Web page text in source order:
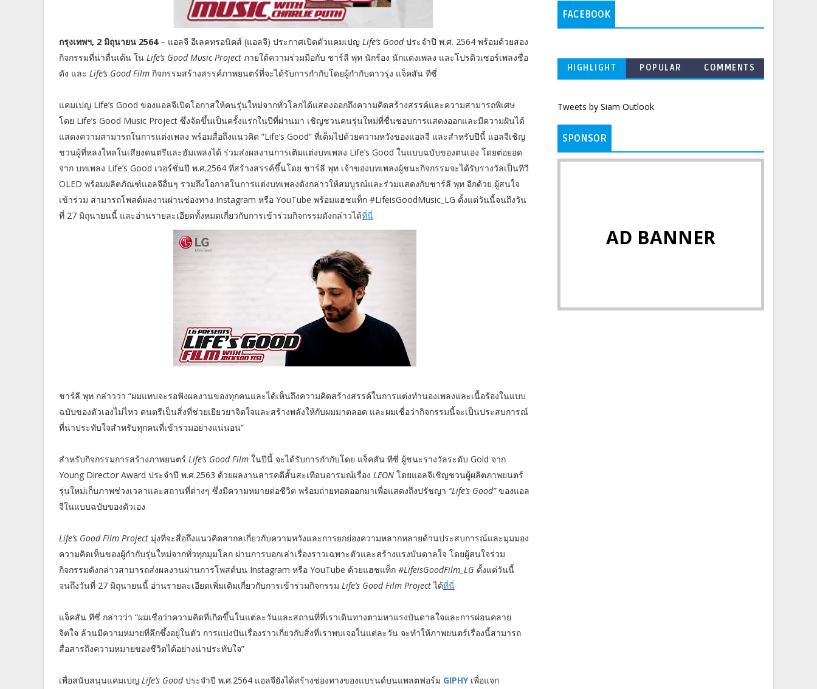
กรุงเทพฯ, 2 มิถุนายน 2564– แอลจี อีเลคทรอนิคส์ (แอลจี) ประกาศเปิดตัวแคมเปญ Life’s Goodประจำปี พ.ศ. 2564 พร้อมด้วยสอง
กิจกรรมที่น่าตื่นเต้น ใน Life’s Good Music Project ภายใต้ความร่วมมือกับ ชาร์ลี พุท นักร้อง นักแต่งเพลง และโปรดิวเซอร์เพลงชื่อ
ดัง และ Life’s Good Film กิจกรรมสร้างสรรค์ภาพยนตร์ที่จะได้รับการกำกับโดยผู้กำกับดาวรุ่ง แจ็คสัน ทีซี่
แคมเปญ Life’s Good ของแอลจีเปิดโอกาสให้คนรุ่นใหม่จากทั่วโลกได้แสดงออกถึงความคิดสร้างสรรค์และความสามารถพิเศษ
โดย Life’s Good Music Project ซึ่งจัดขึ้นเป็นครั้งแรกในปีที่ผ่านมา เชิญชวนคนรุ่นใหม่ที่ชื่นชอบการแสดงออกและมีความฝันได้
แสดงความสามารถในการแต่งเพลง พร้อมสื่อถึงแนวคิด “Life’s Good” ที่เต็มไปด้วยความหวังของแอลจี และสำหรับปีนี้ แอลจีเชิญ
ชวนผู้ที่หลงใหลในเสียงดนตรีและฮัมเพลงได้ ร่วมส่งผลงานการเติมแต่งบทเพลง Life’s Good ในแบบฉบับของตนเอง โดยต่อยอด
จาก บทเพลง Life’s Good เวอร์ชั่นปี พ.ศ.2564 ที่สร้างสรรค์ขึ้นโดย ชาร์ลี พุท เจ้าของบทเพลงผู้ชนะกิจกรรมจะได้รับรางวัลเป็นทีวี
OLED พร้อมผลิตภัณฑ์แอลจีอื่นๆ รวมถึงโอกาสในการแต่งบทเพลงดังกล่าวให้สมบูรณ์และร่วมแสดงกับชาร์ลี พุท อีกด้วย ผู้สนใจ
เข้าร่วม สามารถโพสต์ผลงานผ่านช่องทาง Instagram หรือ YouTube พร้อมแฮชแท็ก #LifeisGoodMusic_LG ตั้งแต่วันนี้จนถึงวัน
ที่ 27 มิถุนายนนี้ และอ่านรายละเอียดทั้งหมดเกี่ยวกับการเข้าร่วมกิจกรรมดังกล่าวได้ที่นี่
ชาร์ลี พุท กล่าวว่า “ผมแทบจะรอฟังผลงานของทุกคนและได้เห็นถึงความคิดสร้างสรรค์ในการแต่งทำนองเพลงและเนื้อร้องในแบบ
ฉบับของตัวเองไม่ไหว ดนตรีเป็นสิ่งที่ช่วยเยียวยาจิตใจและสร้างพลังให้กับผมมาตลอด และผมเชื่อว่ากิจกรรมนี้จะเป็นประสบการณ์
ที่น่าประทับใจสำหรับทุกคนที่เข้าร่วมอย่างแน่นอน”
สำหรับกิจกรรมการสร้างภาพยนตร์ Life’s Good Film ในปีนี้ จะได้รับการกำกับโดย แจ็คสัน ทีซี่ ผู้ชนะรางวัลระดับ Gold จาก
Young Director Award ประจำปี พ.ศ.2563 ด้วยผลงานสารคดีสั้นสะเทือนอารมณ์เรื่อง LEON โดยแอลจีเชิญชวนผู้ผลิตภาพยนตร์
รุ่นใหม่เก็บภาพช่วงเวลาและสถานที่ต่างๆ ซึ่งมีความหมายต่อชีวิต พร้อมถ่ายทอดออกมาเพื่อแสดงถึงปรัชญา “Life’s Good”ของแอล
จีในแบบฉบับของตัวเอง
Life’s Good Film Project มุ่งที่จะสื่อถึงแนวคิดสากลเกี่ยวกับความหวังและการยกย่องความหลากหลายด้านประสบการณ์และมุมมอง
ความคิดเห็นของผู้กำกับรุ่นใหม่จากทั่วทุกมุมโลก ผ่านการบอกเล่าเรื่องราวเฉพาะตัวและสร้างแรงบันดาลใจ โดยผู้สนใจร่วม
กิจกรรมดังกล่าวสามารถส่งผลงานผ่านการโพสต์บน Instagram หรือ YouTube ด้วยแฮชแท็ก #LifeisGoodFilm_LG ตั้งแต่วันนี้
จนถึงวันที่ 27 มิถุนายนนี้ อ่านรายละเอียดเพิ่มเติมเกี่ยวกับการเข้าร่วมกิจกรรม Life’s Good Film Projectได้ที่นี่
แจ็คสัน ทีซี่ กล่าวว่า “ผมเชื่อว่าความคิดที่เกิดขึ้นในแต่ละวันและสถานที่ที่เราเดินทางตามหาแรงบันดาลใจและการผ่อนคลาย
จิตใจ ล้วนมีความหมายที่ลึกซึ้งอยู่ในตัว การแบ่งปันเรื่องราวเกี่ยวกับสิ่งที่เราพบเจอในแต่ละวัน จะทำให้ภาพยนตร์เรื่องนี้สามารถ
สื่อสารถึงความหมายของชีวิตได้อย่างน่าประทับใจ”
เพื่อสนับสนุนแคมเปญ Life’s Goodประจำปี พ.ศ.2564 แอลจียังได้สร้างช่องทางของแบรนด์บนแพลตฟอร์ม GIPHYเพื่อแจก
FACEBOOK
HIGHLIGHT POPULAR COMMENTS
Tweets by Siam Outlook
SPONSOR
AD BANNER